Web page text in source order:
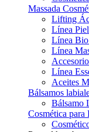
Massada
Lifting
Línea
Línea Bio
Línea
Línea
Aceites
Bálsamos
Bálsamo
Cosmética para